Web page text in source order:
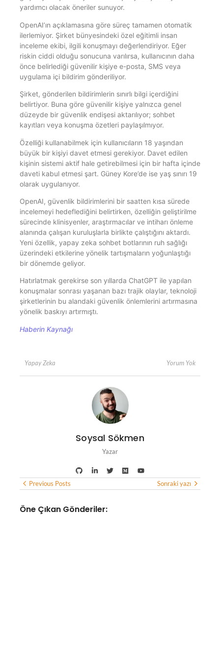
yardımcı olacak öneriler sunuyor.
OpenAI’ın açıklamasına göre süreç tamamen otomatik
ilerlemiyor. Şirket bünyesindeki özel eğitimli insan
inceleme ekibi, ilgili konuşmayı değerlendiriyor. Eğer
riskin ciddi olduğu sonucuna varılırsa, kullanıcının daha
önce belirlediği güvenilir kişiye e-posta, SMS veya
uygulama içi bildirim gönderiliyor.
Şirket, gönderilen bildirimlerin sınırlı bilgi içerdiğini
belirtiyor. Buna göre güvenilir kişiye yalnızca genel
düzeyde bir güvenlik endişesi aktarılıyor; sohbet
kayıtları veya konuşma özetleri paylaşılmıyor.
Özelliği kullanabilmek için kullanıcıların 18 yaşından
büyük bir kişiyi davet etmesi gerekiyor. Davet edilen
kişinin sistemi aktif hale getirebilmesi için bir hafta içinde
daveti kabul etmesi şart. Güney Kore’de ise yaş sınırı 19
olarak uygulanıyor.
OpenAI, güvenlik bildirimlerini bir saatten kısa sürede
incelemeyi hedeflediğini belirtirken, özelliğin geliştirilme
sürecinde klinisyenler, araştırmacılar ve intiharı önleme
alanında çalışan kuruluşlarla birlikte çalıştığını aktardı.
Yeni özellik, yapay zeka sohbet botlarının ruh sağlığı
üzerindeki etkilerine yönelik tartışmaların yoğunlaştığı
bir dönemde geliyor.
Hatırlatmak gerekirse son yıllarda ChatGPT ile yapılan
konuşmalar sonrası yaşanan bazı trajik olaylar, teknoloji
şirketlerinin bu alandaki güvenlik önlemlerini artırmasına
yönelik baskıyı artırmıştı.
Haberin Kaynağı
Yapay Zeka Yorum Yok
Soysal Sökmen
Yazar
Previous Posts Sonraki yazı
Öne Çıkan Gönderiler: